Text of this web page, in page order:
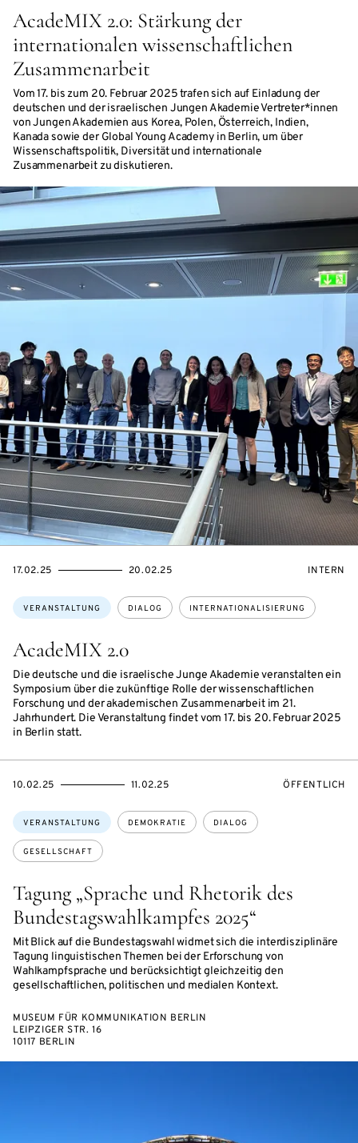
AcadeMIX 2.0: Stärkung der
internationalen wissenschaftlichen
Zusammenarbeit
Vom 17. bis zum 20. Februar 2025 trafen sich auf Einladung der
deutschen und der israelischen Jungen Akademie Vertreter*innen
von Jungen Akademien aus Korea, Polen, Österreich, Indien,
Kanada sowie der Global Young Academy in Berlin, um über
Wissenschaftspolitik, Diversität und internationale
Zusammenarbeit zu diskutieren.
AcadeMIX 2.0
Die deutsche und die israelische Junge Akademie veranstalten ein
Symposium über die zukünftige Rolle der wissenschaftlichen
Forschung und der akademischen Zusammenarbeit im 21.
Jahrhundert. Die Veranstaltung findet vom 17. bis 20. Februar 2025
in Berlin statt.
Themen:
VERANSTALTUNG DIALOG INTERNATIONALISIERUNG
EVENTBEGINSON
17.02.25
EVENTENDSON 20.02.25 INTERN
Tagung „Sprache und Rhetorik des
Bundestagswahlkampfes 2025“
Mit Blick auf die Bundestagswahl widmet sich die interdisziplinäre
Tagung linguistischen Themen bei der Erforschung von
Wahlkampfsprache und berücksichtigt gleichzeitig den
gesellschaftlichen, politischen und medialen Kontext.
Themen:
VERANSTALTUNG DEMOKRATIE DIALOG
GESELLSCHAFT
EVENTBEGINSON
10.02.25
EVENTENDSON 11.02.25 ÖFFENTLICH
MUSEUM FÜR KOMMUNIKATION BERLIN
LEIPZIGER STR. 16
10117 BERLIN